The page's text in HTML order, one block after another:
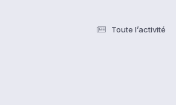
Toute l’activité